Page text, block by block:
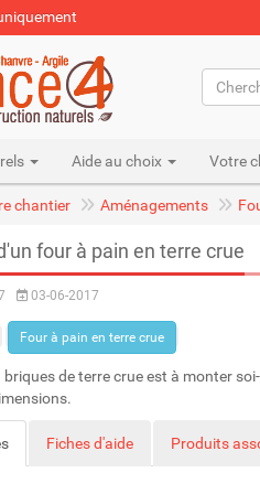
Aide au choix Votre
chantier Aménagements
four à pain en terre crue
03-06-2017
Four à pain en terre crue
de terre crue est à monter
Fiches d'aide Produits